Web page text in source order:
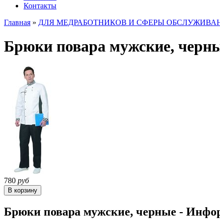
Контакты
Главная » ДЛЯ МЕДРАБОТНИКОВ И СФЕРЫ
Брюки повара мужские,
780 руб
Брюки повара мужские, черные -